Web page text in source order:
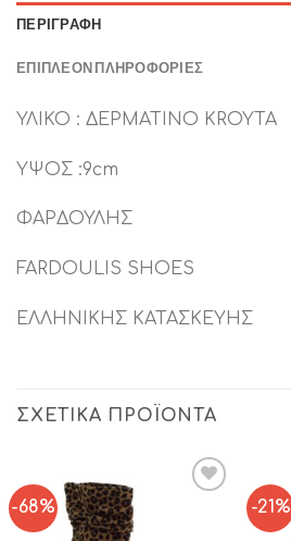
ΠΕΡΙΓΡΑΦΉ
ΕΠΙΠΛΈΟΝ ΠΛΗΡΟΦΟΡΊΕΣ
ΥΛΙΚΟ : ΔΕΡΜΑΤΙΝO KROYTA
ΥΨΟΣ :9cm
ΦΑΡΔΟΥΛΗΣ
FARDOULIS SHOES
ΕΛΛΗΝΙΚΗΣ ΚΑΤΑΣΚΕΥΗΣ
ΣΧΕΤΙΚΆ ΠΡΟΪΌΝΤΑ
-68% -21%